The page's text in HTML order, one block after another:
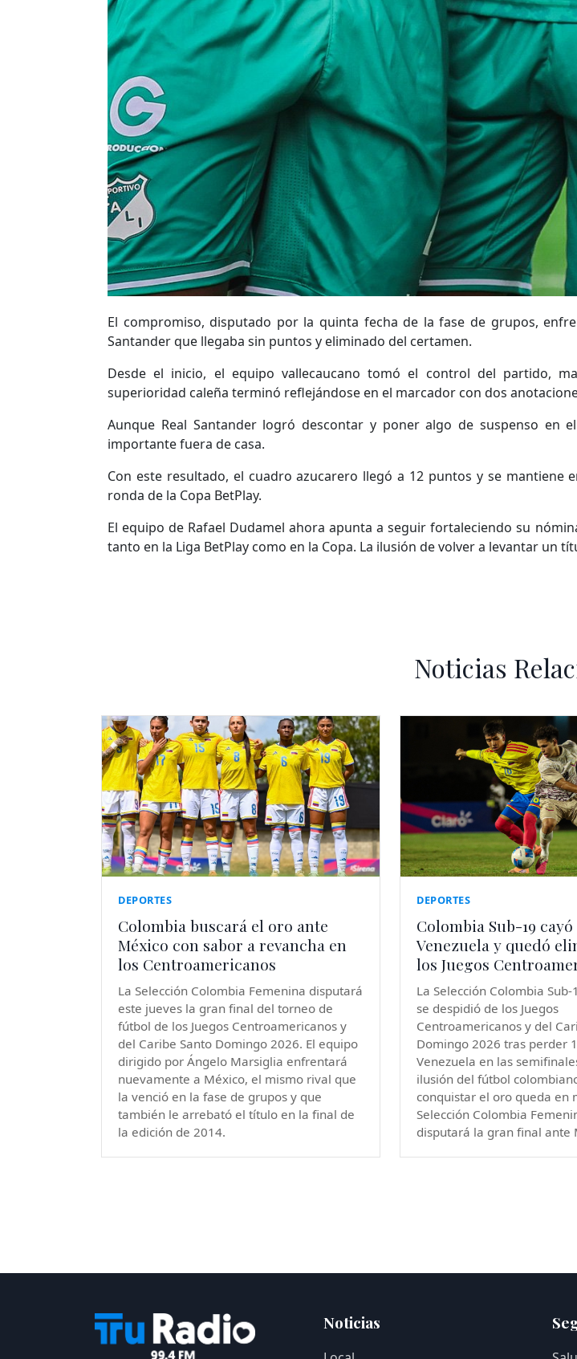
El compromiso, disputado por la quinta fecha de la fase de grupos,
Santander que llegaba sin puntos y eliminado del certamen.
Desde el inicio, el equipo vallecaucano tomó el control del partido,
superioridad caleña terminó reflejándose en el marcador con dos
Aunque Real Santander logró descontar y poner algo de suspenso
importante fuera de casa.
Con este resultado, el cuadro azucarero llegó a 12 puntos y se
ronda de la Copa BetPlay.
El equipo de Rafael Dudamel ahora apunta a seguir fortaleciendo su
tanto en la Liga BetPlay como en la Copa. La ilusión de volver a levantar un
Noticias
DEPORTES
Colombia buscará el oro ante
México con sabor a revancha en
los Centroamericanos
La Selección Colombia Femenina disputará
este jueves la gran final del torneo de
fútbol de los Juegos Centroamericanos y
del Caribe Santo Domingo 2026. El equipo
dirigido por Ángelo Marsiglia enfrentará
nuevamente a México, el mismo rival que
la venció en la fase de grupos y que
también le arrebató el título en la final de
la edición de 2014.
DEPORTES
Colombia Sub-19
Venezuela y quedó
los Juegos
La Selección Colombia
se despidió de los Juegos
Centroamericanos y del
Domingo 2026 tras perder
Venezuela en las
ilusión del fútbol
conquistar el oro queda en
Selección Colombia
disputará la gran final ante
Noticias